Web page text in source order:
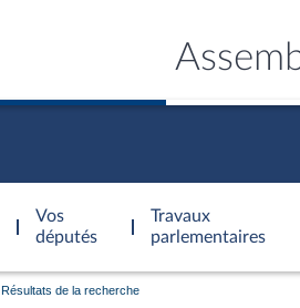
Vos
députés
Travaux
parlementaires
Résultats de la recherche